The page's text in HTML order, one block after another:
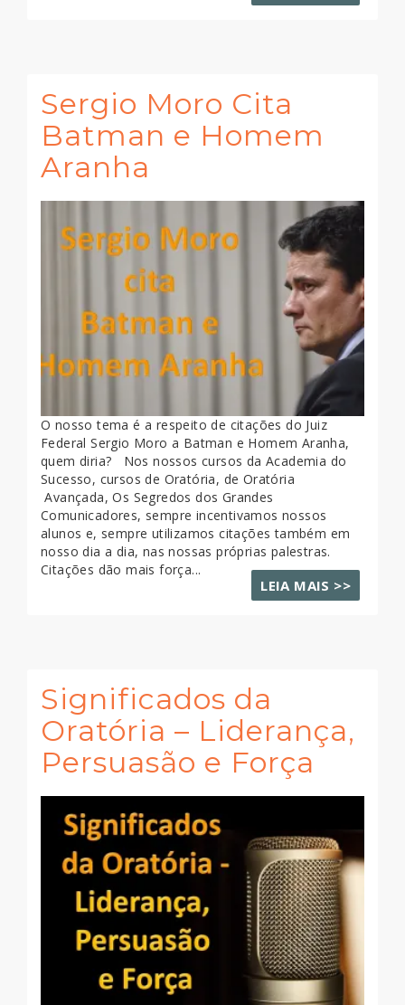
Sergio Moro Cita
Batman e Homem
Aranha
O nosso tema é a respeito de citações do Juiz
Federal Sergio Moro a Batman e Homem Aranha,
quem diria? Nos nossos cursos da Academia do
Sucesso, cursos de Oratória, de Oratória
Avançada, Os Segredos dos Grandes
Comunicadores, sempre incentivamos nossos
alunos e, sempre utilizamos citações também em
nosso dia a dia, nas nossas próprias palestras.
Citações dão mais força...
LEIA MAIS >>
Significados da
Oratória – Liderança,
Persuasão e Força